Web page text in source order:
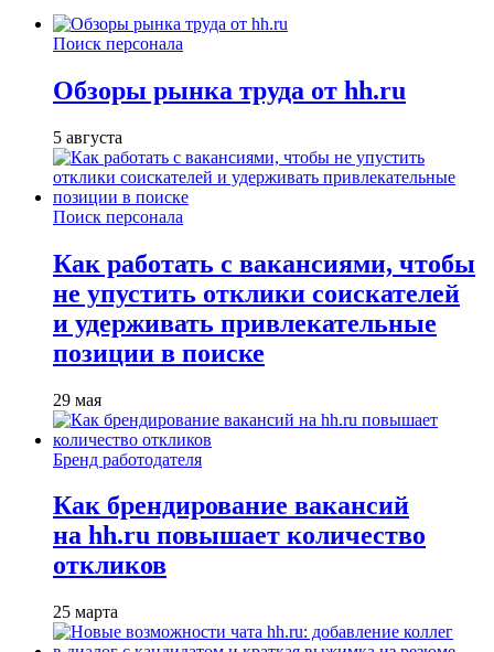
Поиск персонала
Обзоры рынка труда от hh.ru
5 августа
Поиск персонала
Как работать с вакансиями, чтобы
не упустить отклики соискателей
и удерживать привлекательные
позиции в поиске
29 мая
Бренд работодателя
Как брендирование вакансий
на hh.ru повышает количество
откликов
25 марта